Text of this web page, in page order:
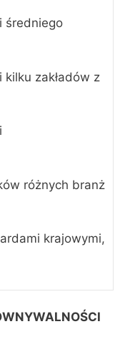
zakładów z
różnych branż
krajowymi,